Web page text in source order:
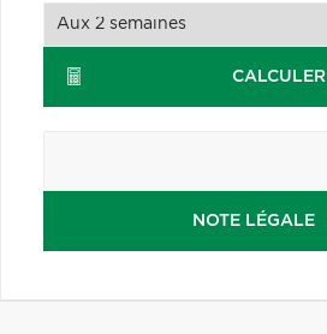
CALCULER
NOTE LÉGALE